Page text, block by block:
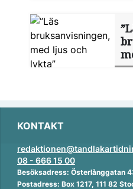
KONTAKT
08 - 666 15 00
Besöksadress: Österlånggatan
Postadress: Box 1217, 111 82